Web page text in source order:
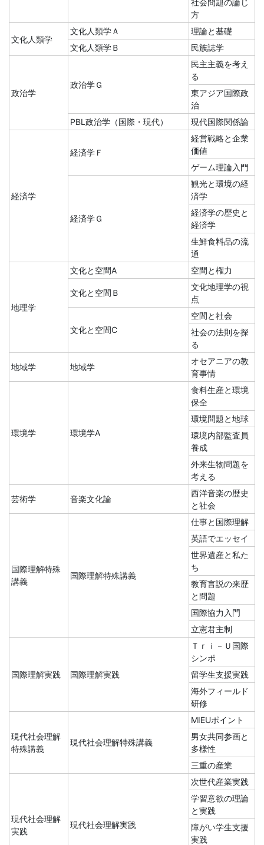
社会問題の論じ
方
文化人類学
文化人類学Ａ
理論と基礎
文化人類学Ｂ
民族誌学
政治学
政治学Ｇ
民主主義を考え
る
東アジア国際政
治
PBL政治学（国際・現代）
現代国際関係論
経済学
経済学Ｆ
経営戦略と企業
価値
ゲーム理論入門
経済学Ｇ
観光と環境の経
済学
経済学の歴史と
経済学
生鮮食料品の流
通
地理学
文化と空間A 空間と権力
文化と空間Ｂ
文化地理学の視
点
文化と空間C
空間と社会
社会の法則を探
る
地域学 地域学
オセアニアの教
育事情
環境学 環境学A
食料生産と環境
保全
環境問題と地球
環境内部監査員
養成
外来生物問題を
考える
芸術学 音楽文化論
西洋音楽の歴史
と社会
国際理解特殊
講義
国際理解特殊講義
仕事と国際理解
英語でエッセイ
世界遺産と私た
ち
教育言説の来歴
と問題
国際協力入門
立憲君主制
国際理解実践 国際理解実践
Ｔｒｉ－Ｕ国際
シンポ
留学生支援実践
海外フィールド
研修
現代社会理解
特殊講義
現代社会理解特殊講義
MIEUポイント
男女共同参画と
多様性
三重の産業
現代社会理解
実践
現代社会理解実践
次世代産業実践
学習意欲の理論
と実践
障がい学生支援
実践